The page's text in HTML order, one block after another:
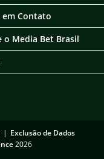
em Contato
o Media Bet Brasil
Exclusão de Dados
2026